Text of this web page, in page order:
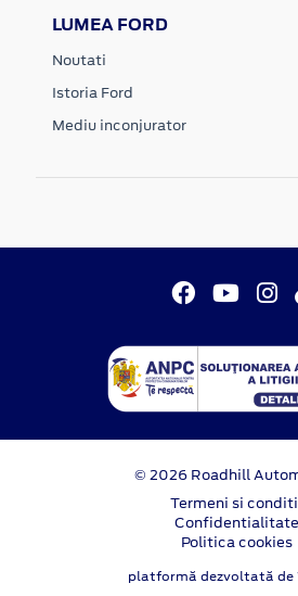
LUMEA FORD
Noutati
Istoria Ford
Mediu inconjurator
© 2026 Roadhill
Termeni si
Confidentialitate
Politica cookies
platformă dezvoltată de